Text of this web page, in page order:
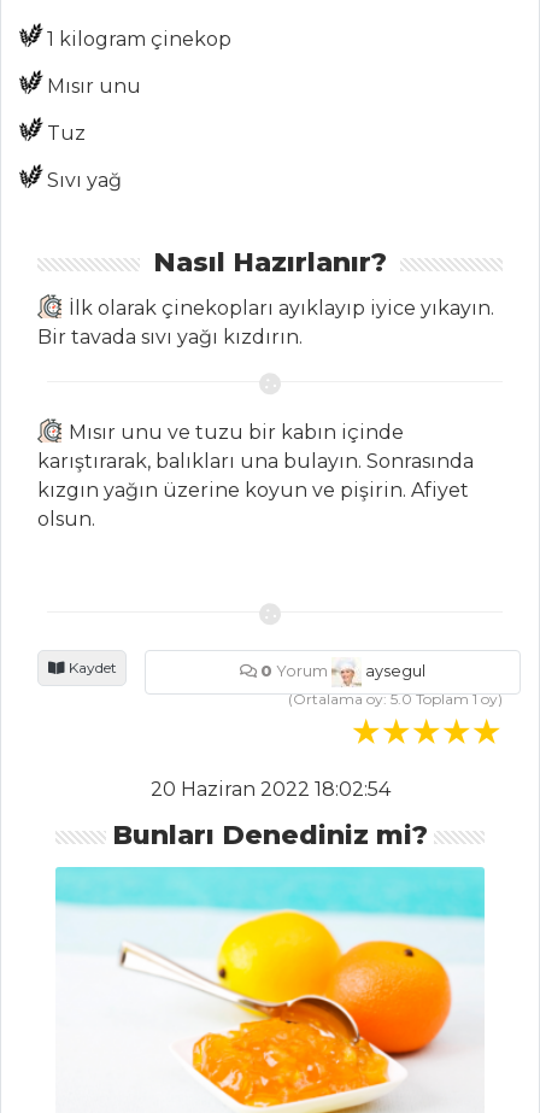
Tüm
Kategoriler
BALIK
Taze Kişnişli
Kırlangıç Köftesi
Sütte Balık
Balık Yemekleri
Tüm Tarifleri
Zerdeçallı Ayran
Sirkencübin
İçecekler Tüm
Yöresel İlisıra
dolması nasıl
Tarhana Crumble
1 kilogram çinekop
Mısır unu
Tuz
Sıvı yağ
Nasıl Hazırlanır?
İlk olarak çinekopları ayıklayıp iyice yıkayın.
Bir tavada sıvı yağı kızdırın.
Mısır unu ve tuzu bir kabın içinde
karıştırarak, balıkları una bulayın. Sonrasında
kızgın yağın üzerine koyun ve pişirin. Afiyet
olsun.
Kaydet 0 Yorum
aysegul
(Ortalama oy:5.0Toplam1oy)
20 Haziran 2022 18:02:54
Bunları Denediniz mi?